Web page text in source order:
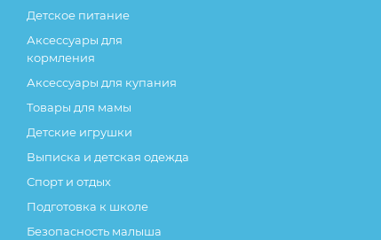
Детское питание
Аксессуары для
кормления
Аксессуары для купания
Товары для мамы
Детские игрушки
Выписка и детская одежда
Спорт и отдых
Подготовка к школе
Безопасность малыша